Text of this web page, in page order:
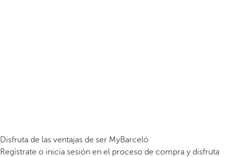
Disfruta de las ventajas de ser MyBarceló
Regístrate o inicia sesión en el proceso de compra y disfruta